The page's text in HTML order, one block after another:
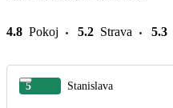
4.8 Pokoj 5.2 Strava 5.3
5 Stanislava